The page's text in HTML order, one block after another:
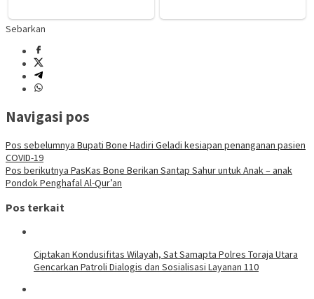
Sebarkan
Navigasi pos
Pos sebelumnya Bupati Bone Hadiri Geladi kesiapan penanganan pasien
COVID-19
Pos berikutnya PasKas Bone Berikan Santap Sahur untuk Anak – anak
Pondok Penghafal Al-Qur’an
Pos terkait
Ciptakan Kondusifitas Wilayah, Sat Samapta Polres Toraja Utara
Gencarkan Patroli Dialogis dan Sosialisasi Layanan 110